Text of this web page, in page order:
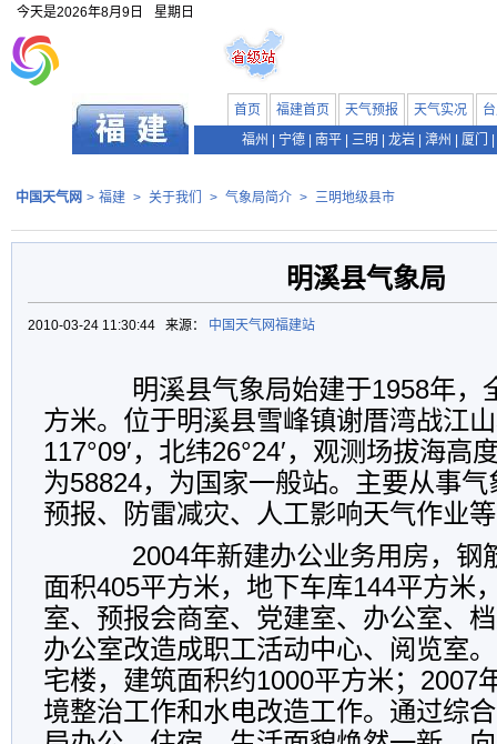
今天是2026年8月9日 星期日
首页 福建首页 天气预报 天气实况
福州
宁德 南平 三明 龙岩 漳州 厦门
中国天气网 > 福建 > 关于我们 > 气象局简介 > 三明地级县市
明溪县气象局
2010-03-24 11:30:44 来源： 中国天气网福建站
明溪县气象局始建于1958年，
方米。位于明溪县雪峰镇谢厝湾战江
117°09′，北纬26°24′，观测场拔海高
为58824，为国家一般站。主要从事
预报、防雷减灾、人工影响天气作业
2004年新建办公业务用房，钢
面积405平方米，地下车库144平方米
室、预报会商室、党建室、办公室、
办公室改造成职工活动中心、阅览室
宅楼，建筑面积约1000平方米；2007
境整治工作和水电改造工作。通过综